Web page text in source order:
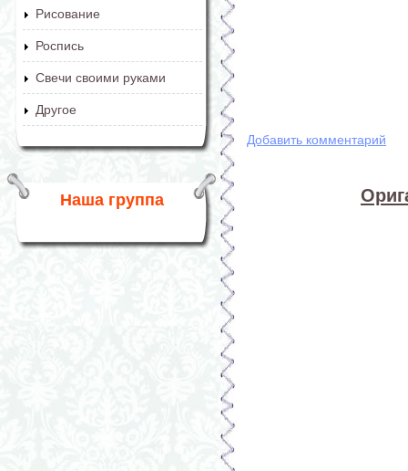
Рисование
Роспись
Свечи своими руками
Другое
Наша группа
Добавить комментарий